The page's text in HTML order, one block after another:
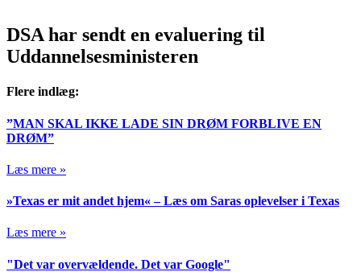
DSA har sendt en evaluering til
Uddannelsesministeren
Flere indlæg:
”MAN SKAL IKKE LADE SIN DRØM FORBLIVE EN
DRØM”
Læs mere »
»Texas er mit andet hjem« – Læs om Saras oplevelser i Texas
Læs mere »
"Det var overvældende. Det var Google"